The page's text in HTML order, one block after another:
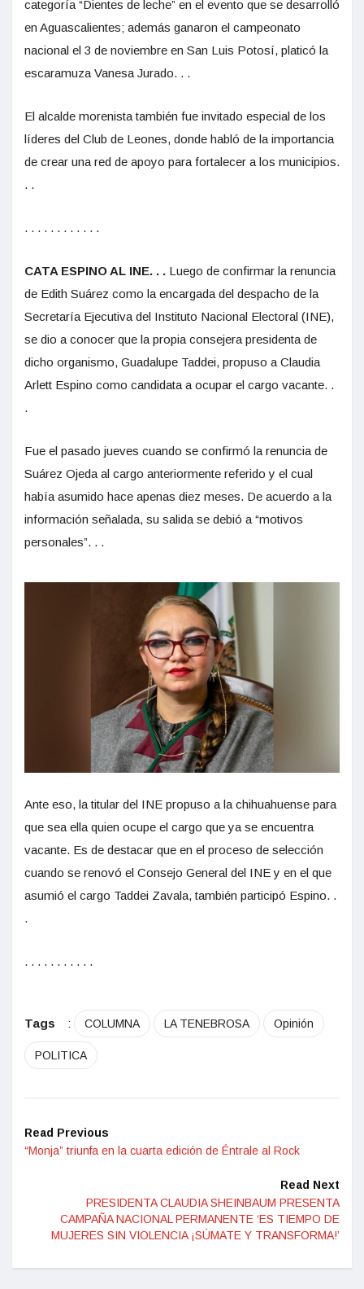
categoría “Dientes de leche” en el evento que se desarrolló
en Aguascalientes; además ganaron el campeonato
nacional el 3 de noviembre en San Luis Potosí, platicó la
escaramuza Vanesa Jurado. . .
El alcalde morenista también fue invitado especial de los
líderes del Club de Leones, donde habló de la importancia
de crear una red de apoyo para fortalecer a los municipios.
. .
. . . . . . . . . . . .
CATA ESPINO AL INE. . . Luego de confirmar la renuncia
de Edith Suárez como la encargada del despacho de la
Secretaría Ejecutiva del Instituto Nacional Electoral (INE),
se dio a conocer que la propia consejera presidenta de
dicho organismo, Guadalupe Taddei, propuso a Claudia
Arlett Espino como candidata a ocupar el cargo vacante. .
.
Fue el pasado jueves cuando se confirmó la renuncia de
Suárez Ojeda al cargo anteriormente referido y el cual
había asumido hace apenas diez meses. De acuerdo a la
información señalada, su salida se debió a “motivos
personales”. . .
Ante eso, la titular del INE propuso a la chihuahuense para
que sea ella quien ocupe el cargo que ya se encuentra
vacante. Es de destacar que en el proceso de selección
cuando se renovó el Consejo General del INE y en el que
asumió el cargo Taddei Zavala, también participó Espino. .
.
. . . . . . . . . . .
Tags : COLUMNA LA TENEBROSA Opinión
POLITICA
Read Previous
“Monja” triunfa en la cuarta edición de Éntrale al Rock
Read Next
PRESIDENTA CLAUDIA SHEINBAUM PRESENTA
CAMPAÑA NACIONAL PERMANENTE ‘ES TIEMPO DE
MUJERES SIN VIOLENCIA ¡SÚMATE Y TRANSFORMA!’